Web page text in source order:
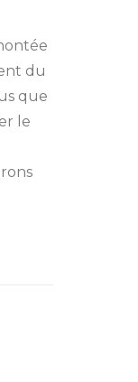
du
que
le